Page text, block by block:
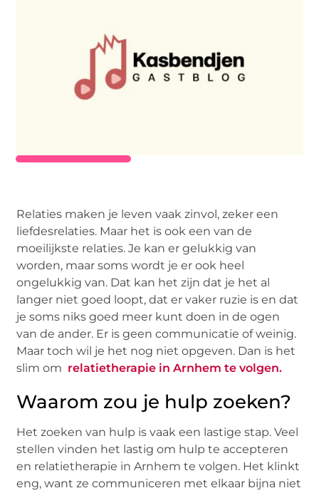
Relaties maken je leven vaak zinvol, zeker een
liefdesrelaties. Maar het is ook een van de
moeilijkste relaties. Je kan er gelukkig van
worden, maar soms wordt je er ook heel
ongelukkig van. Dat kan het zijn dat je het al
langer niet goed loopt, dat er vaker ruzie is en dat
je soms niks goed meer kunt doen in de ogen
van de ander. Er is geen communicatie of weinig.
Maar toch wil je het nog niet opgeven. Dan is het
slim om relatietherapie in Arnhem te volgen.
Waarom zou je hulp zoeken?
Het zoeken van hulp is vaak een lastige stap. Veel
stellen vinden het lastig om hulp te accepteren
en relatietherapie in Arnhem te volgen. Het klinkt
eng, want ze communiceren met elkaar bijna niet